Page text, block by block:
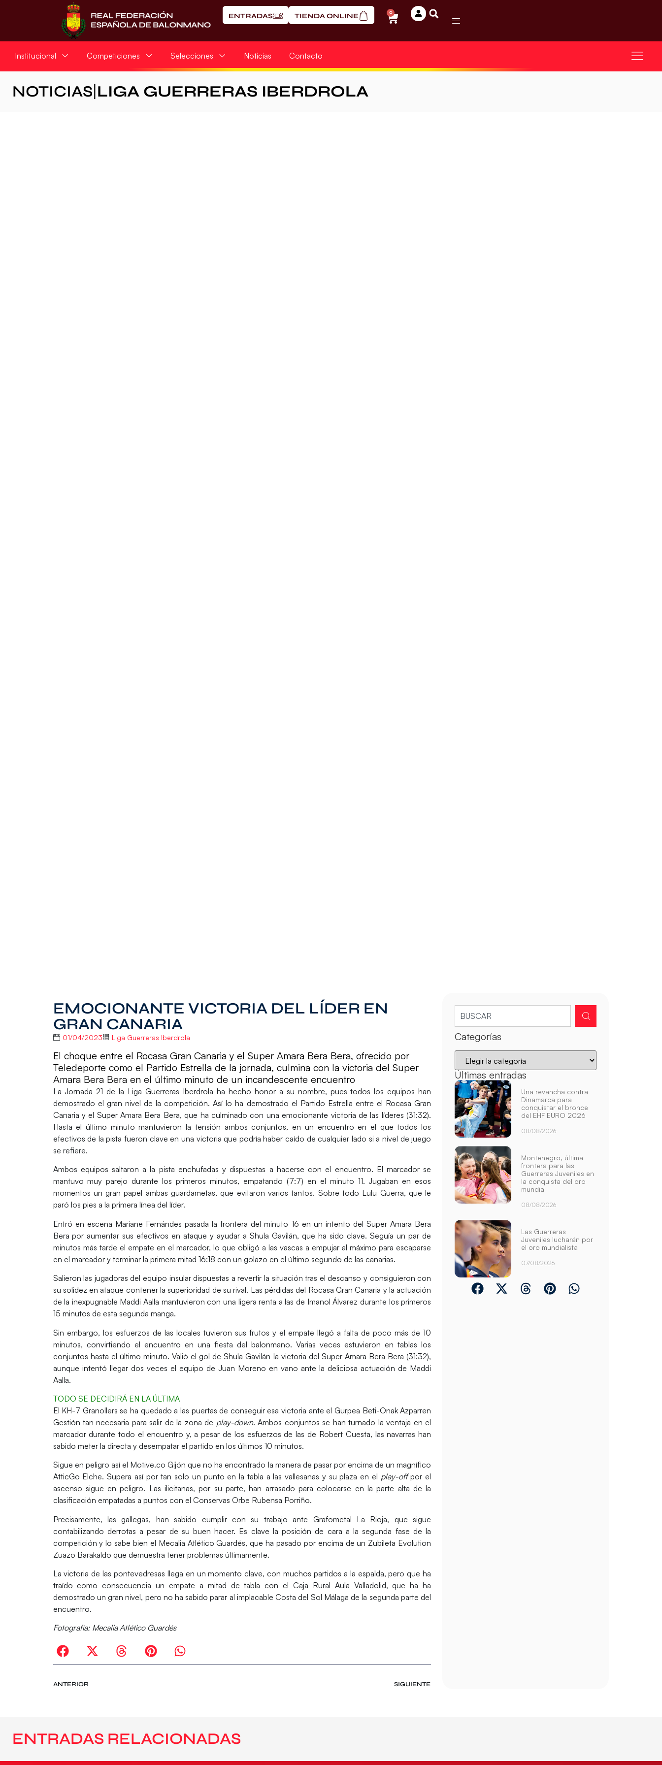
ENTRADAS TIENDA ONLINE 0
Institucional Competiciones Selecciones Noticias Contacto
NOTICIAS LIGA GUERRERAS IBERDROLA
EMOCIONANTE VICTORIA DEL LÍDER EN
GRAN CANARIA
01/04/2023 Liga Guerreras Iberdrola
El choque entre el Rocasa Gran Canaria y el Super Amara Bera Bera, ofrecido por
Teledeporte como el Partido Estrella de la jornada, culmina con la victoria del Super
Amara Bera Bera en el último minuto de un incandescente encuentro
LaJornada 21de la Liga Guerreras Iberdrola ha hecho honor a su nombre, pues todos los equipos han
demostrado el gran nivel de la competición. Así lo ha demostrado el Partido Estrella entre el Rocasa Gran
Canaria y el Super Amara Bera Bera, que ha culminado con una emocionante victoria de las líderes(31:32).
Hasta el último minuto mantuvieron la tensión ambos conjuntos, en un encuentro en el que todos los
efectivos de la pista fueron clave en una victoria que podría haber caído de cualquier lado si a nivel de juego
se refiere.
Ambos equipos saltaron a la pista enchufadas y dispuestas a hacerse con el encuentro. El marcador se
mantuvomuy parejo durante los primeros minutos, empatando (7:7) en el minuto 11. Jugaban en esos
momentos un gran papel ambas guardametas, que evitaron varios tantos. Sobre todo Lulu Guerra, que le
paró los pies a la primera línea del líder.
Entró en escena Mariane Fernándes pasada la frontera del minuto 16 en un intento delSuper Amara Bera
Bera por aumentar sus efectivos en ataque y ayudar aShula Gavilán, que ha sido clave. Seguía un par de
minutos más tarde el empate en el marcador, lo que obligó a las vascas a empujar al máximo para escaparse
en el marcador y terminar la primera mitad 16:18 con un golazo en el último segundo de las canarias.
Salieron las jugadoras del equipo insular dispuestas a revertir la situación tras el descanso y consiguieron con
su solidez en ataque contener la superioridad de su rival. Las pérdidasdel Rocasa Gran Canaria y la actuación
de la inexpugnable Maddi Aalla mantuvieron con una ligera renta a las de Imanol Álvarez durante los primeros
15 minutos de esta segunda manga.
Sin embargo, los esfuerzos de las locales tuvieron sus frutos y el empate llegó a falta de poco más de10
minutos, convirtiendo el encuentro en una fiesta del balonmano. Varias veces estuvieron en tablas los
conjuntos hasta el último minuto. Valió el gol de Shula Gavilán la victoria del Super Amara Bera Bera (31:32),
aunque intentó llegar dos veces el equipo de Juan Moreno en vano ante la deliciosa actuación de Maddi
Aalla.
TODO SE DECIDIRÁ EN LA ÚLTIMA
El KH-7 Granollers se ha quedado a las puertas de conseguir esa victoria ante el Gurpea Beti-Onak Azparren
Gestión tan necesaria para salir de la zona de play-down. Ambos conjuntos se han turnado la ventaja en el
marcador durante todo el encuentro y, a pesar de los esfuerzos de las de Robert Cuesta, las navarras han
sabido meter la directa y desempatar el partido en los últimos 10 minutos.
Sigue en peligro así el Motive.co Gijón que no ha encontrado la manera de pasar por encima de un magnífico
AtticGo Elche. Supera así por tan solo un punto en la tabla a las vallesanas y su plaza en el play-offpor el
ascenso sigue en peligro. Las ilicitanas, por su parte, han arrasado para colocarse en la parte alta de la
clasificación empatadas a puntos con el Conservas Orbe Rubensa Porriño.
Precisamente, las gallegas, han sabido cumplir con su trabajo ante Grafometal La Rioja, que sigue
contabilizando derrotas a pesar de su buen hacer. Es clave la posición de cara a la segunda fase de la
competición y lo sabe bien el Mecalia Atlético Guardés, que ha pasado por encima de un Zubileta Evolution
Zuazo Barakaldo que demuestra tener problemas últimamente.
La victoria de las pontevedresas llega en un momento clave, con muchos partidos a la espalda, pero que ha
traído como consecuencia un empate a mitad de tabla con el Caja Rural Aula Valladolid, que ha ha
demostrado un gran nivel, pero no ha sabido parar al implacable Costa del Sol Málaga de la segunda parte del
encuentro.
Fotografía: Mecalia Atlético Guardés
ANTERIOR SIGUIENTE
Categorías
Últimas entradas
Una revancha contra
Dinamarca para
conquistar el bronce
del EHF EURO 2026
08/08/2026
Montenegro, última
frontera para las
Guerreras Juveniles en
la conquista del oro
mundial
08/08/2026
Las Guerreras
Juveniles lucharán por
el oro mundialista
07/08/2026
ENTRADAS RELACIONADAS